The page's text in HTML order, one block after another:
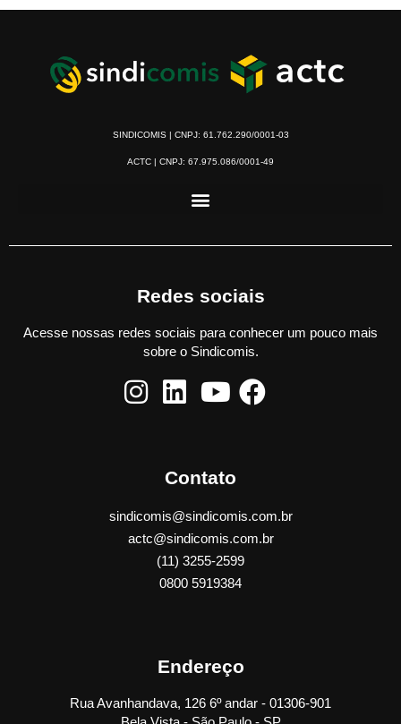
SINDICOMIS | CNPJ: 61.762.290/0001-03
ACTC | CNPJ: 67.975.086/0001-49
Redes sociais
Acesse nossas redes sociais para conhecer um pouco mais
sobre o Sindicomis.
Contato
sindicomis@sindicomis.com.br
actc@sindicomis.com.br
(11) 3255-2599
0800 5919384
Endereço
Rua Avanhandava, 126 6º andar - 01306-901